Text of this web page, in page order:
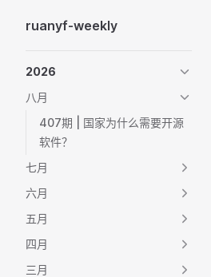
Skip to content
ruanyf-weekly
2026
八月
407期 | 国家为什么需要开源
软件？
七月
六月
五月
四月
三月